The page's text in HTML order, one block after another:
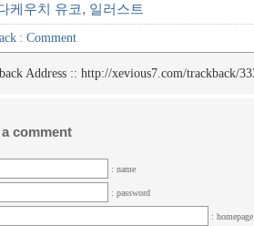
케우치 유코, 일러스트
: Comment
Address :: http://xevious7.com/trackback/
comment
: name
: password
: